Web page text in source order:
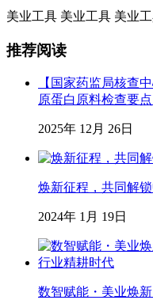
美业工具 美业工具 美业
推荐阅读
【国家药监局核查
原蛋白原料检查要
2025年 12月 26日
焕新征程，共同解
2024年 1月 19日
数智赋能・美业焕